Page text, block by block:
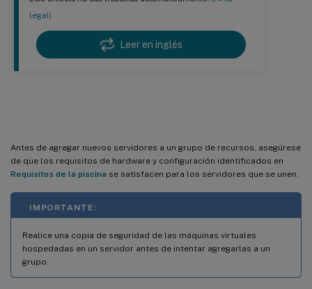
legal)
Leer en inglés
Antes de agregar nuevos servidores a un grupo de recursos, asegúrese
de que los requisitos de hardware y configuración identificados en
Requisitos de la piscina se satisfacen para los servidores que se unen.
IMPORTANTE:
Realice una copia de seguridad de las máquinas virtuales
hospedadas en un servidor antes de intentar agregarlas a un
grupo.